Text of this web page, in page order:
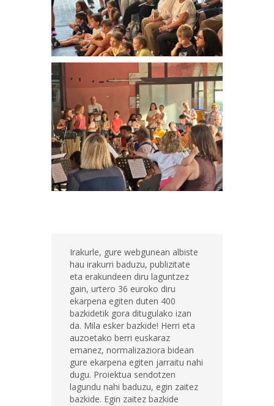
Irakurle, gure webgunean albiste
hau irakurri baduzu, publizitate
eta erakundeen diru laguntzez
gain, urtero 36 euroko diru
ekarpena egiten duten 400
bazkidetik gora ditugulako izan
da. Mila esker bazkide! Herri eta
auzoetako berri euskaraz
emanez, normalizaziora bidean
gure ekarpena egiten jarraitu nahi
dugu. Proiektua sendotzen
lagundu nahi baduzu, egin zaitez
bazkide. Egin zaitez bazkide